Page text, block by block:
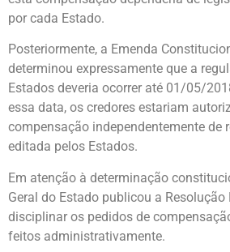
por cada Estado.
Posteriormente, a Emenda
determinou expressamente que a
Estados deveria ocorrer até 01/05/
essa data, os credores estariam
compensação independentemente de
editada pelos Estados.
Em atenção à determinação
Geral do Estado publicou a Resolução
disciplinar os pedidos de
feitos administrativamente.